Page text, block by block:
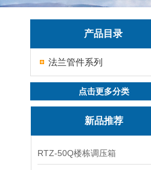
产品目录
法兰管件系列
点击更多分类
新品推荐
RTZ-50Q楼栋调压箱